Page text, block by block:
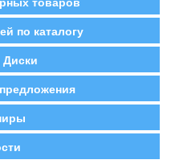
по каталогу